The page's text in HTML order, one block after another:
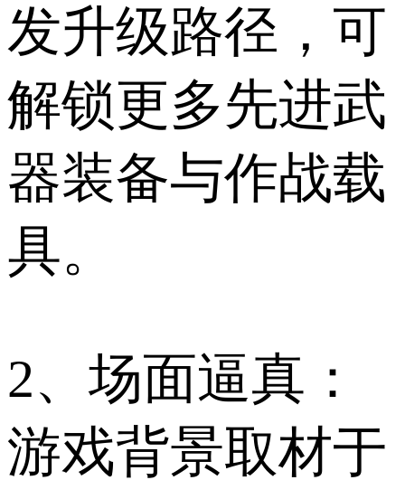
发升级路径，可
解锁更多先进武
器装备与作战载
具。
2、场面逼真：
游戏背景取材于